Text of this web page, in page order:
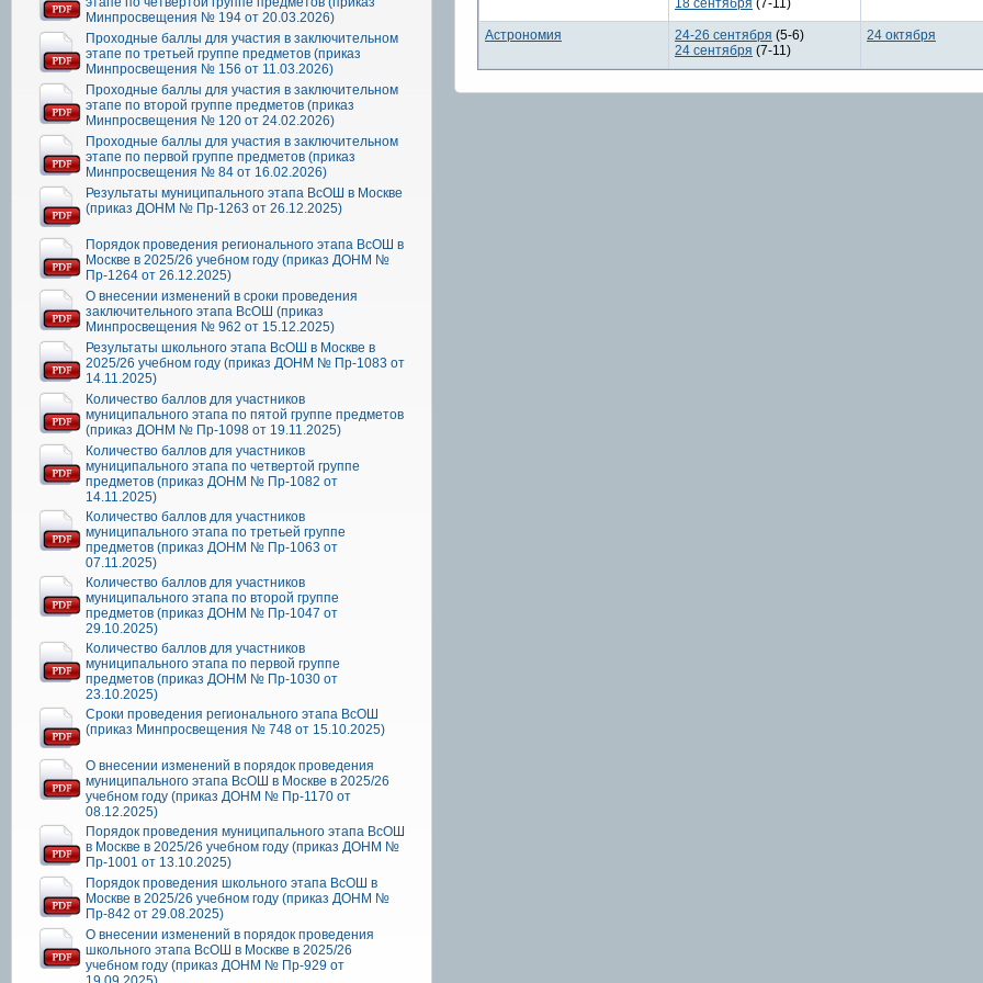
Минпросвещения № 194 от 20.03.2026)
Проходные баллы для участия в заключительном
этапе по третьей группе предметов (приказ
Минпросвещения № 156 от 11.03.2026)
Проходные баллы для участия в заключительном
этапе по второй группе предметов (приказ
Минпросвещения № 120 от 24.02.2026)
Проходные баллы для участия в заключительном
этапе по первой группе предметов (приказ
Минпросвещения № 84 от 16.02.2026)
Результаты муниципального этапа ВсОШ в Москве
(приказ ДОНМ № Пр-1263 от 26.12.2025)
Порядок проведения регионального этапа ВсОШ в
Москве в 2025/26 учебном году (приказ ДОНМ №
Пр-1264 от 26.12.2025)
О внесении изменений в сроки проведения
заключительного этапа ВсОШ (приказ
Минпросвещения № 962 от 15.12.2025)
Результаты школьного этапа ВсОШ в Москве в
2025/26 учебном году (приказ ДОНМ № Пр-1083 от
14.11.2025)
Количество баллов для участников
муниципального этапа по пятой группе предметов
(приказ ДОНМ № Пр-1098 от 19.11.2025)
Количество баллов для участников
муниципального этапа по четвертой группе
предметов (приказ ДОНМ № Пр-1082 от
14.11.2025)
Количество баллов для участников
муниципального этапа по третьей группе
предметов (приказ ДОНМ № Пр-1063 от
07.11.2025)
Количество баллов для участников
муниципального этапа по второй группе
предметов (приказ ДОНМ № Пр-1047 от
29.10.2025)
Количество баллов для участников
муниципального этапа по первой группе
предметов (приказ ДОНМ № Пр-1030 от
23.10.2025)
Сроки проведения регионального этапа ВсОШ
(приказ Минпросвещения № 748 от 15.10.2025)
О внесении изменений в порядок проведения
муниципального этапа ВсОШ в Москве в 2025/26
учебном году (приказ ДОНМ № Пр-1170 от
08.12.2025)
Порядок проведения муниципального этапа ВсОШ
в Москве в 2025/26 учебном году (приказ ДОНМ №
Пр-1001 от 13.10.2025)
Порядок проведения школьного этапа ВсОШ в
Москве в 2025/26 учебном году (приказ ДОНМ №
Пр-842 от 29.08.2025)
О внесении изменений в порядок проведения
школьного этапа ВсОШ в Москве в 2025/26
учебном году (приказ ДОНМ № Пр-929 от
18 сентября (7-11)
Астрономия 24-26 сентября (5-6)
24 сентября (7-11)
24 октября